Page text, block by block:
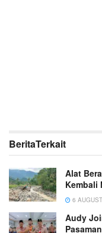
BeritaTerkait
Alat
Kembali
6
Audy